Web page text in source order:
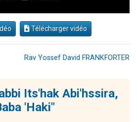
Télécharger vidéo
Rav Yossef David FRANKFORTER
Its'hak Abi'hssira,
'Haki"